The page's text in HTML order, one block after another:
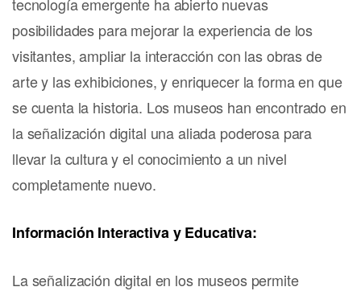
posibilidades para mejorar la experiencia de los
visitantes, ampliar la interacción con las obras de
arte y las exhibiciones, y enriquecer la forma en que
se cuenta la historia. Los museos han encontrado en
la señalización digital una aliada poderosa para
llevar la cultura y el conocimiento a un nivel
completamente nuevo.
Información Interactiva y Educativa:
La señalización digital en los museos permite